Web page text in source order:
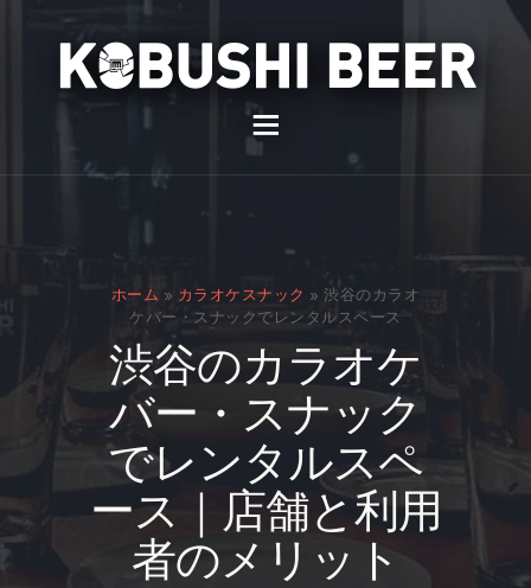
ホーム » カラオケスナック » 渋谷のカラオ
ケバー・スナックでレンタルスペース
渋谷のカラオケ
バー・スナック
でレンタルスペ
ース｜店舗と利用
者のメリット
貸切
通販
スタッフ募集
問い合わせ